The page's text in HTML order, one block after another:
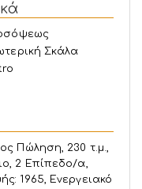
Σκάλα
Πώληση, 230 τ.μ.,
2 Επίπεδο/α,
1965, Ενεργειακό